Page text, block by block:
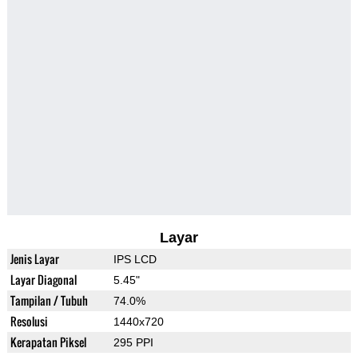
Layar
Jenis Layar IPS LCD
Layar Diagonal 5.45"
Tampilan / Tubuh 74.0%
Resolusi 1440x720
Kerapatan Piksel 295 PPI